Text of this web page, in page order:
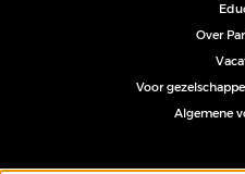
Over
Voor
Algemene